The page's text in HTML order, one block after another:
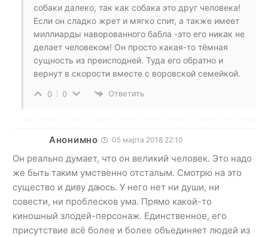
собаки далеко, так как собака это друг человека!
Если он сладко жрет и мягко спит, а также имеет
миллиарды наворованного бабла -это его никак не
делает человеком! Он просто какая-то тёмная
сущность из преисподней. Туда его обратно и
вернут в скорости вместе с воровской семейкой.
0 0 Ответить
Анонимно 05 марта 2018 22:10
Он реально думает, что он великий человек. Это надо
же быть таким умственно отсталым. Смотрю на это
существо и диву даюсь. У него нет ни души, ни
совести, ни проблесков ума. Прямо какой-то
киношный злодей-персонаж. Единственное, его
присутствие всё более и более объединяет людей из